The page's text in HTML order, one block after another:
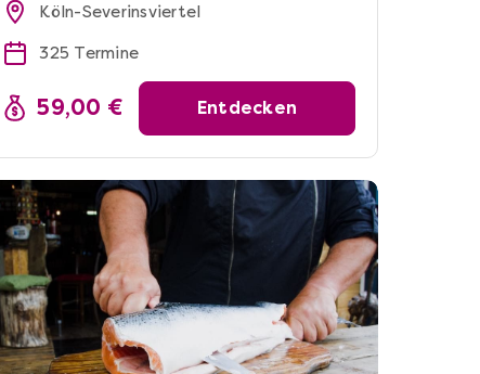
Köln-Severinsviertel
325 Termine
59,00 € Entdecken